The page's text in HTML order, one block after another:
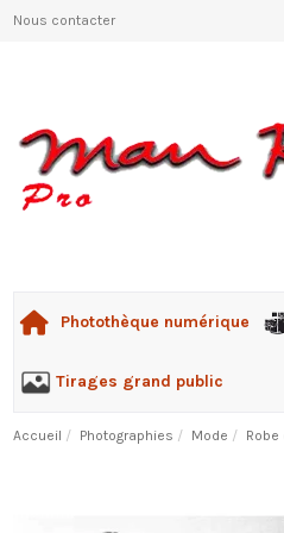
Nous contacter
Photothèque numérique
Tirages grand public
Accueil Photographies Mode